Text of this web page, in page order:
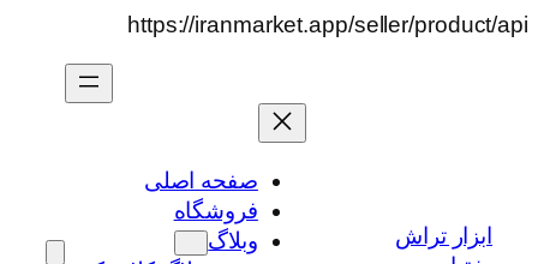
https://iranmarket.app/seller/product/apiرفتن
محتوا
ابزار تراش
صفحه اصلی
فروشگاه
وبلاگ